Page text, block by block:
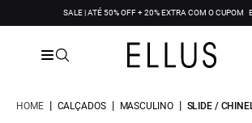
SALE | ATÉ 50% OFF + 20% EXTRA COM O CUPOM
HOME | CALÇADOS | MASCULINO | SLIDE /